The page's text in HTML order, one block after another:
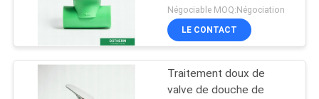
Négociable MOQ:Négociation
LE CONTACT
Traitement doux de
valve de douche de